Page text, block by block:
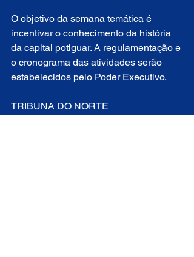
O objetivo da semana temática é
incentivar o conhecimento da história
da capital potiguar. A regulamentação e
o cronograma das atividades serão
estabelecidos pelo Poder Executivo.
TRIBUNA DO NORTE